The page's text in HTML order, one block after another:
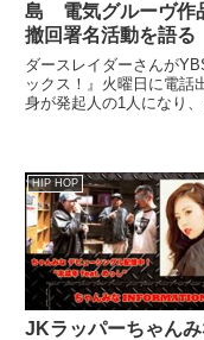
島 電気グルーヴ作
撤回署名活動を語る
ダースレイダーさんが
ックス！』火曜日に電話
身が発起人の1人になり、
て、プチ鹿島さんと話し
た。電気グルーヴ作品回
対署...
HIP HOP
JKラッパーちゃん